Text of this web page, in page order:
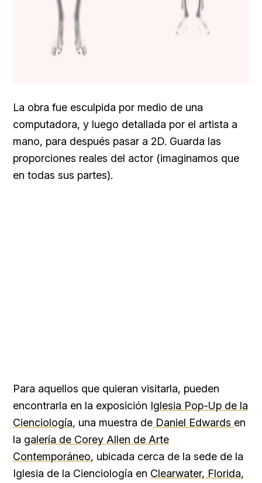
La obra fue esculpida por medio de una
computadora, y luego detallada por el artista a
mano, para después pasar a 2D. Guarda las
proporciones reales del actor (imaginamos que
en todas sus partes).
Para aquellos que quieran visitarla, pueden
encontrarla en la exposición Iglesia Pop-Up de la
Cienciología, una muestra de Daniel Edwards en
la galería de Corey Allen de Arte
Contemporáneo, ubicada cerca de la sede de la
Iglesia de la Cienciología en Clearwater, Florida,